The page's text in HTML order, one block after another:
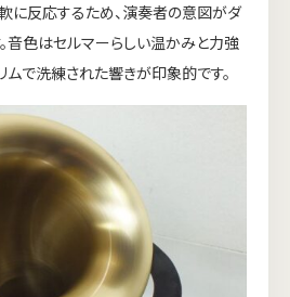
に反応するため、演奏者の意図がダ
音色はセルマーらしい温かみと力強
ムで洗練された響きが印象的です。